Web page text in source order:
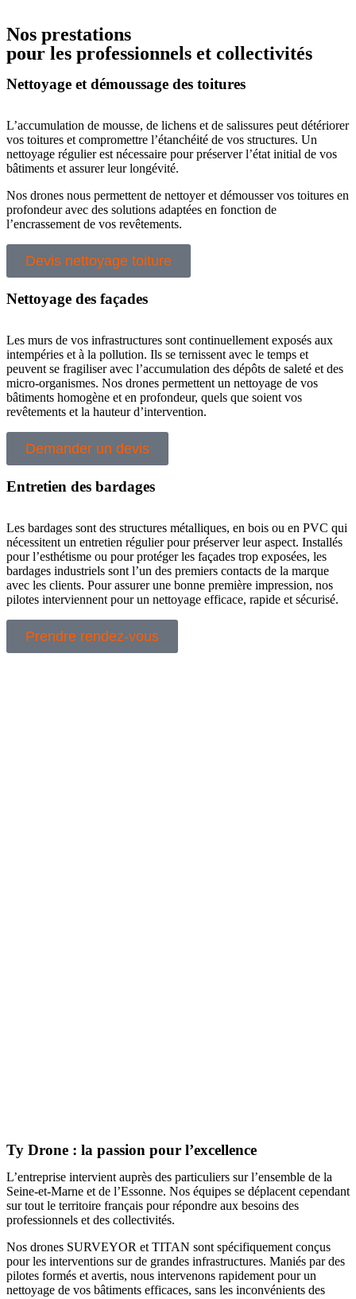
Nos prestations
pour les professionnels et collectivités
Nettoyage et démoussage des toitures
L’accumulation de mousse, de lichens et de salissures peut détériorer
vos toitures et compromettre l’étanchéité de vos structures. Un
nettoyage régulier est nécessaire pour préserver l’état initial de vos
bâtiments et assurer leur longévité.
Nos drones nous permettent de nettoyer et démousser vos toitures en
profondeur avec des solutions adaptées en fonction de
l’encrassement de vos revêtements.
Devis nettoyage toiture
Nettoyage des façades
Les murs de vos infrastructures sont continuellement exposés aux
intempéries et à la pollution. Ils se ternissent avec le temps et
peuvent se fragiliser avec l’accumulation des dépôts de saleté et des
micro-organismes. Nos drones permettent un nettoyage de vos
bâtiments homogène et en profondeur, quels que soient vos
revêtements et la hauteur d’intervention.
Demander un devis
Entretien des bardages
Les bardages sont des structures métalliques, en bois ou en PVC qui
nécessitent un entretien régulier pour préserver leur aspect. Installés
pour l’esthétisme ou pour protéger les façades trop exposées, les
bardages industriels sont l’un des premiers contacts de la marque
avec les clients. Pour assurer une bonne première impression, nos
pilotes interviennent pour un nettoyage efficace, rapide et sécurisé.
Prendre rendez-vous
Ty Drone : la passion pour l’excellence
L’entreprise intervient auprès des particuliers sur l’ensemble de la
Seine-et-Marne et de l’Essonne. Nos équipes se déplacent cependant
sur tout le territoire français pour répondre aux besoins des
professionnels et des collectivités.
Nos drones SURVEYOR et TITAN sont spécifiquement conçus
pour les interventions sur de grandes infrastructures. Maniés par des
pilotes formés et avertis, nous intervenons rapidement pour un
nettoyage de vos bâtiments efficaces, sans les inconvénients des